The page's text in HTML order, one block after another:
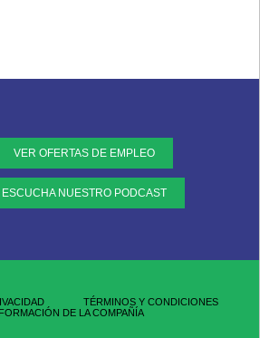
VER OFERTAS DE EMPLEO
ESCUCHA NUESTRO PODCAST
TÉRMINOS Y CONDICIONES
DE LA COMPAÑÍA